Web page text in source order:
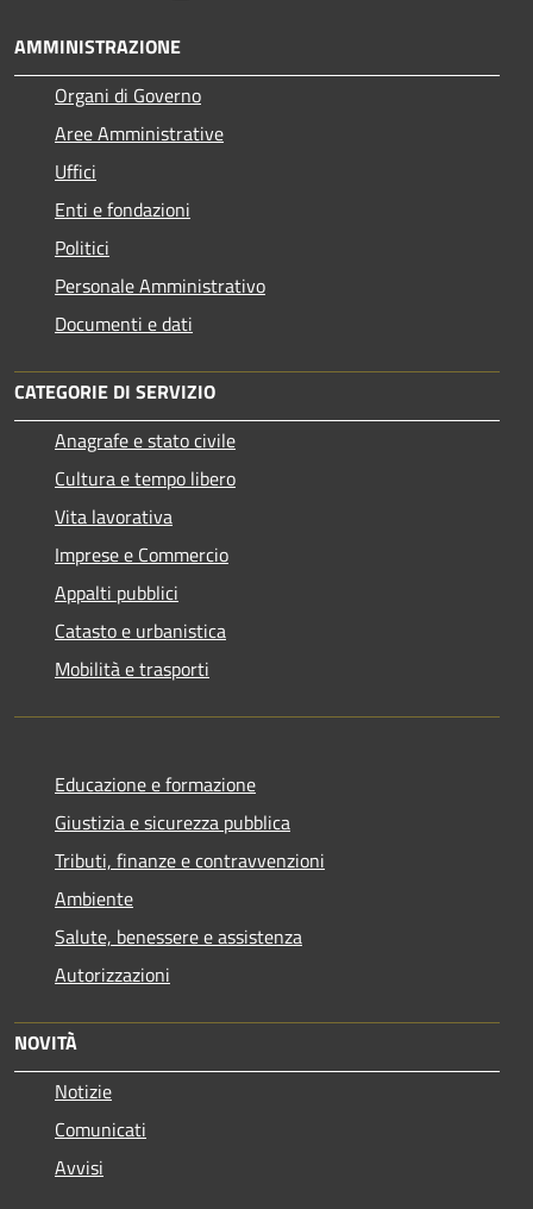
AMMINISTRAZIONE
Organi di Governo
Aree Amministrative
Uffici
Enti e fondazioni
Politici
Personale Amministrativo
Documenti e dati
CATEGORIE DI SERVIZIO
Anagrafe e stato civile
Cultura e tempo libero
Vita lavorativa
Imprese e Commercio
Appalti pubblici
Catasto e urbanistica
Mobilità e trasporti
Educazione e formazione
Giustizia e sicurezza pubblica
Tributi, finanze e contravvenzioni
Ambiente
Salute, benessere e assistenza
Autorizzazioni
NOVITÀ
Notizie
Comunicati
Avvisi